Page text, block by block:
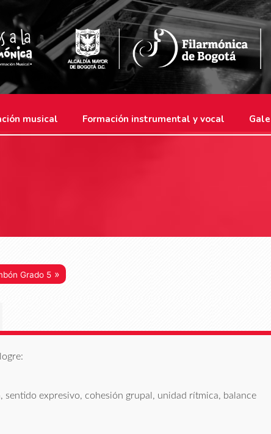
musical Formación instrumental y vocal
Grado 5»
expresivo, cohesión grupal, unidad rítmica, balance